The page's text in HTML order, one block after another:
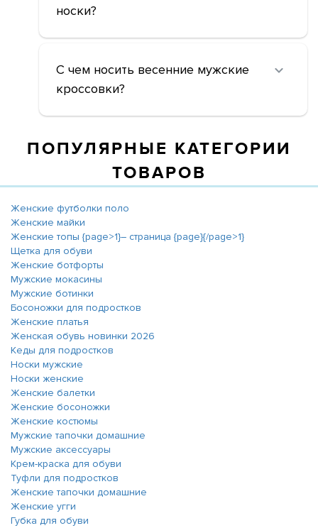
носки?
С чем носить весенние мужские
кроссовки?
ПОПУЛЯРНЫЕ КАТЕГОРИИ
ТОВАРОВ
Женские футболки поло
Женские майки
Женские топы {page>1}― страница {page}{/page>1}
Щетка для обуви
Женские ботфорты
Мужские мокасины
Мужские ботинки
Босоножки для подростков
Женские платья
Женская обувь новинки 2026
Кеды для подростков
Носки мужские
Носки женские
Женские балетки
Женские босоножки
Женские костюмы
Мужские тапочки домашние
Мужские аксессуары
Крем-краска для обуви
Туфли для подростков
Женские тапочки домашние
Женские угги
Губка для обуви